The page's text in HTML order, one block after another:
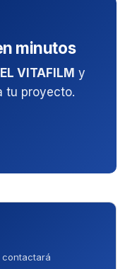
minutos
VITAFILM y
tu proyecto.
contactará